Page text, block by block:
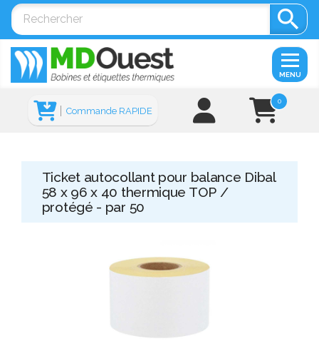

0
Commande RAPIDE
MENU
Ticket autocollant pour balance Dibal
58 x 96 x 40 thermique TOP /
protégé - par 50